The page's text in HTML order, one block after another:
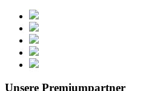
Unsere Premiumpartner